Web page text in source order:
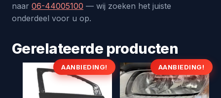
naar 06-44005100 — wij zoeken het juiste
onderdeel voor u op.
Gerelateerde producten
AANBIEDING! AANBIEDING!